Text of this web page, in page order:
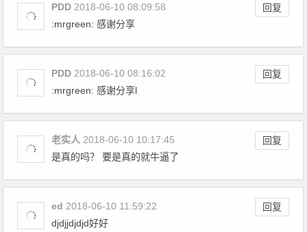
PDD 回复
2018-06-10 08:09:58
:mrgreen: 感谢分享
PDD 回复
2018-06-10 08:16:02
:mrgreen: 感谢分享l
老实人 回复
2018-06-10 10:17:45
是真的吗？ 要是真的就牛逼了
ed 回复
2018-06-10 11:59:22
djdjjdjdjd好好